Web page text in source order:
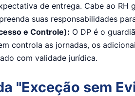
de entrega. Cabe ao
suas responsabilidades
e Controle): O DP é o
controla as jornadas, os
com validade jurídica.
"Exceção sem